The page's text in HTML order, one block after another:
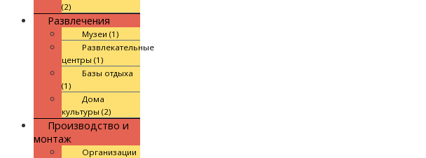
(2)
Развлечения
Музеи (1)
Развлекательные
центры (1)
Базы отдыха
(1)
Дома
культуры (2)
Производство и
монтаж
Организации